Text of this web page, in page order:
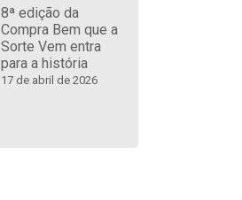
8ª edição da
Compra Bem que a
Sorte Vem entra
para a história
17 de abril de 2026